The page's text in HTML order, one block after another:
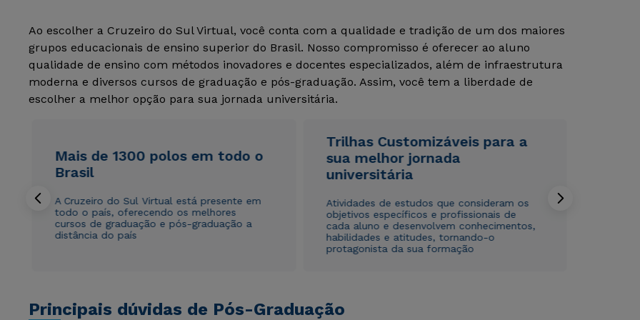
Ao escolher a Cruzeiro do Sul Virtual, você conta com a qualidade e tradição de um dos maiores
grupos educacionais de ensino superior do Brasil. Nosso compromisso é oferecer ao aluno
qualidade de ensino com métodos inovadores e docentes especializados, além de infraestrutura
moderna e diversos cursos de graduação e pós-graduação. Assim, você tem a liberdade de
escolher a melhor opção para sua jornada universitária.
Mais de 1300 polos em todo o
Brasil
A Cruzeiro do Sul Virtual está presente em
todo o país, oferecendo os melhores
cursos de graduação e pós-graduação a
distância do país
Trilhas Customizáveis para a
sua melhor jornada
universitária
Atividades de estudos que consideram os
objetivos específicos e profissionais de
cada aluno e desenvolvem conhecimentos,
habilidades e atitudes, tornando-o
protagonista da sua formação
Principais dúvidas de Pós-Graduação